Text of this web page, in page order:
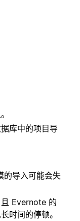
库中的项目导
的导入可能会失
Evernote 的
时间的停顿。